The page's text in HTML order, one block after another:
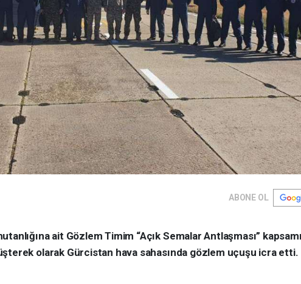
ABONE OL
ait Gözlem Timim “Açık Semalar Antlaşması”
olarak Gürcistan hava sahasında gözlem uçuşu icra etti.